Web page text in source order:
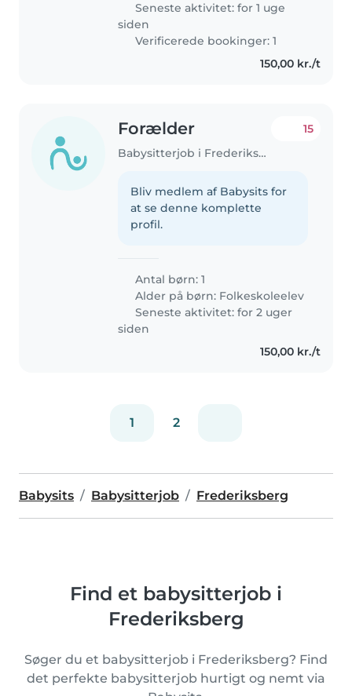
Seneste aktivitet: for 1 uge
siden
Verificerede bookinger: 1
150,00 kr./t
Forælder
Babysitterjob i Frederiksberg
15
Bliv medlem af Babysits for
at se denne komplette
profil.
Antal børn: 1
Alder på børn: Folkeskoleelev
Seneste aktivitet: for 2 uger
siden
150,00 kr./t
1 2
Babysits Babysitterjob Frederiksberg
Find et babysitterjob i
Frederiksberg
Søger du et babysitterjob i Frederiksberg? Find
det perfekte babysitterjob hurtigt og nemt via